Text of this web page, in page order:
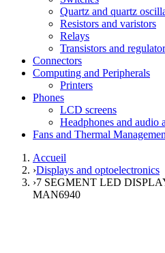
Quartz and quartz
Resistors and varistors
Relays
Transistors and
Connectors
Computing and Peripherals
Printers
Phones
LCD screens
Headphones and audio
Fans and Thermal
Accueil
›Displays and optoelectronics
›7 SEGMENT LED
MAN6940